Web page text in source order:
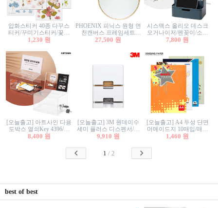
압화스티커 40종 다꾸스
티커/꾸미기스티커/꽃스
티커/압화꽃책갈피/팬시
1,230 원
PHOENIX 피닉스 원형 면
천캔버스 프레임세트
30cm/원형캔버스/플로팅
27,500 원
시스맥스 올리오 데스크
오거나이저/펜꽂이/소품
꽂이/소품함/정리함/수납
7,800 원
[오늘출고] 아트사인 다용
도박스 열쇠Key 4396/투
표함/건의함/모금함/응모
8,400 원
[오늘출고] 3M 원데이수
세미 플러스 디스펜서/소
프트수세미5매+강력수세
9,910 원
[오늘출고] A4 두성 단면
머메이드지 10매입/매직
터치/색지/색상지/색복사
칼라색지/고급복사지
1,460 원
1 / 2
best of best